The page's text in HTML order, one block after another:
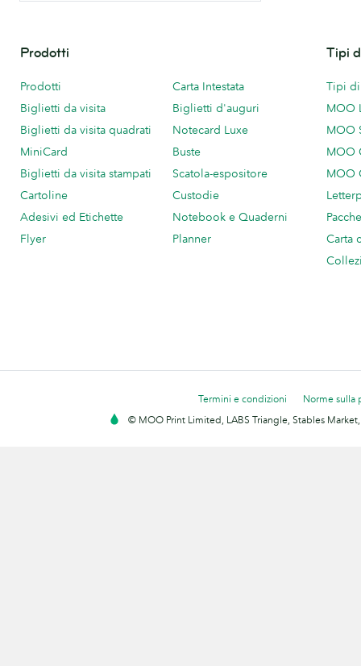
Prodotti
Prodotti
Biglietti da visita
Biglietti da visita quadrati
MiniCard
Biglietti da visita stampati
Cartoline
Adesivi ed Etichette
Flyer
Carta Intestata
Biglietti d'auguri
Notecard Luxe
Buste
Scatola-espositore
Custodie
Notebook e Quaderni
Planner
Tipi
Tipi
MOO
MOO
MOO
MOO
Carta
Termini e condizioni
Norme sulla
© MOO Print Limited, LABS Triangle, Stables